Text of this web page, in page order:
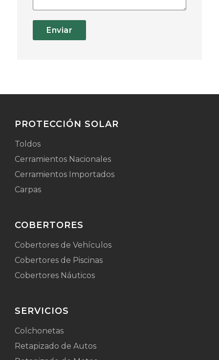
Enviar
PROTECCIÓN SOLAR
Toldos
Cerramientos Nacionales
Cerramientos Importados
Carpas
COBERTORES
Cobertores de Vehículos
Cobertores de Piscinas
Cobertores Náuticos
SERVICIOS
Colchonetas
Retapizado de Autos